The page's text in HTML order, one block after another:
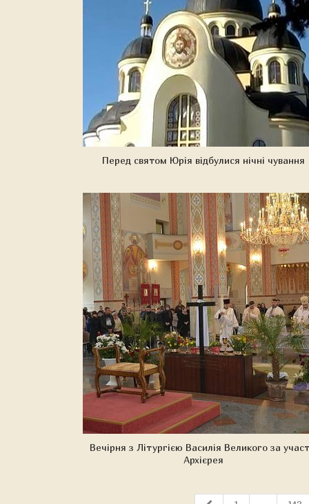
Перед святом Юрія відбулися нічні чування
Вечірня з Літургією Василія Великого за
Архієрея